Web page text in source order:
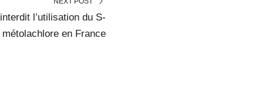
l’utilisation du S-
métolachlore en France